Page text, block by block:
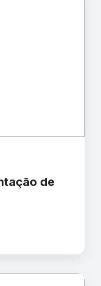
de